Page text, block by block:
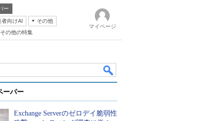
ー
向けAI
その他
その他の特集
マイページ
ーパー
Exchange Serverのゼロデイ脆弱性